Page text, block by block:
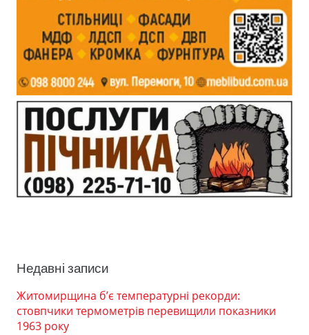
Недавні записи
Житомирщина б’є температурні рекорди:
стовпчики термометрів перевищили показники
1963 року